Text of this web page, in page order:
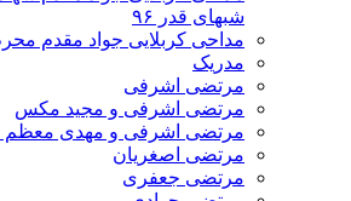
شبهای قدر ۹۶
مداحی کربلایی جواد مقدم محرم
مدریک
مرتضی اشرفی
مرتضی اشرفی و مجید مکس
مرتضی اشرفی و مهدی
مرتضی اصغریان
مرتضی جعفری